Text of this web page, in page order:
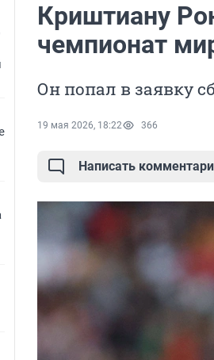
Криштиану
чемпионат
Он попал в заявку
19 мая 2026, 18:22 366
Написать